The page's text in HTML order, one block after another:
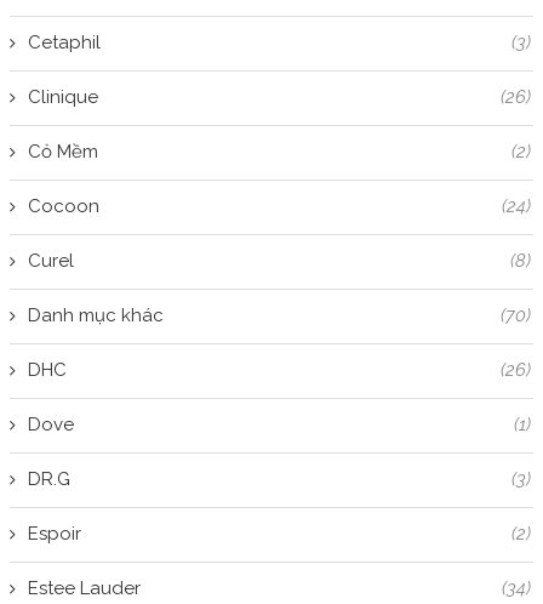
Cetaphil (3)
Clinique (26)
Cỏ Mềm (2)
Cocoon (24)
Curel (8)
Danh mục khác (70)
DHC (26)
Dove (1)
DR.G (3)
Espoir (2)
Estee Lauder (34)